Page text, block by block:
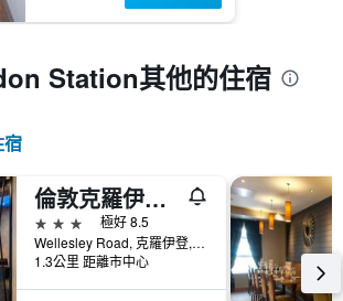
Station​其他的住宿
倫敦克羅伊登茱莉斯旅館 - 聖克萊門特
3星級
極好 8.5
Wellesley Road, 克羅伊登, 英國
1.3公里 距離市中心